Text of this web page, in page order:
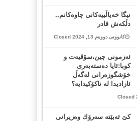
نیگا خەیاڵییەکانی چاوەکانم..
دڵکەش قادر
کانوونی دووەم 13, 2024 Closed
ئەزمونی چین،سۆڤیەت و
کوبا:ئایا دەستەبەری
خۆشگوزەرانی لەگەڵ
ئازادیدا لە ناکۆکیدایە؟
كێ ئه‌بێته‌‌ سه‌رۆك وه‌زیرانی